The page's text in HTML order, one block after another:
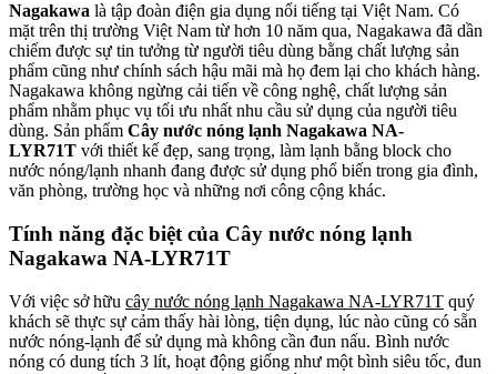
Nagakawa là tập đoàn điện gia dụng nổi tiếng tại Việt Nam. Có
mặt trên thị trường Việt Nam từ hơn 10 năm qua, Nagakawa đã dần
chiếm được sự tin tưởng từ người tiêu dùng bằng chất lượng sản
phẩm cũng như chính sách hậu mãi mà họ đem lại cho khách hàng.
Nagakawa không ngừng cải tiến về công nghệ, chất lượng sản
phẩm nhằm phục vụ tối ưu nhất nhu cầu sử dụng của người tiêu
dùng. Sản phẩm Cây nước nóng lạnh Nagakawa NA-
LYR71T với thiết kế đẹp, sang trọng, làm lạnh bằng block cho
nước nóng/lạnh nhanh đang được sử dụng phổ biến trong gia đình,
văn phòng, trường học và những nơi công cộng khác.
Tính năng đặc biệt của Cây nước nóng lạnh
Nagakawa NA-LYR71T
Với việc sở hữu cây nước nóng lạnh Nagakawa NA-LYR71T quý
khách sẽ thực sự cảm thấy hài lòng, tiện dụng, lúc nào cũng có sẵn
nước nóng-lạnh để sử dụng mà không cần đun nấu. Bình nước
nóng có dung tích 3 lít, hoạt động giống như một bình siêu tốc, đun